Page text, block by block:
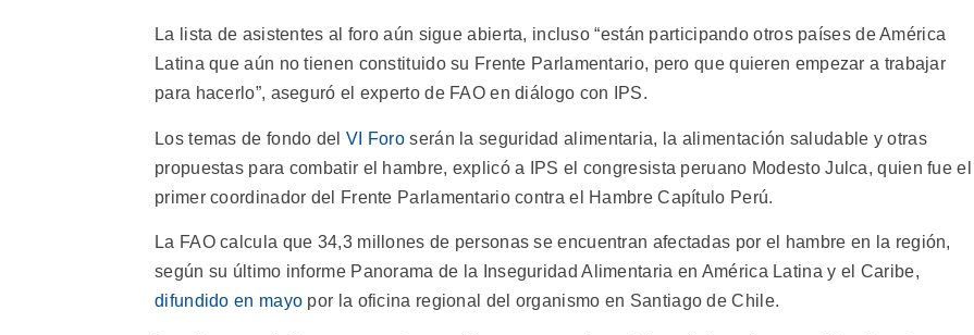
La lista de asistentes al foro aún sigue abierta, incluso “están participando otros países de América
Latina que aún no tienen constituido su Frente Parlamentario, pero que quieren empezar a trabajar
para hacerlo”, aseguró el experto de FAO en diálogo con IPS.
Los temas de fondo del VI Foro serán la seguridad alimentaria, la alimentación saludable y otras
propuestas para combatir el hambre, explicó a IPS el congresista peruano Modesto Julca, quien fue el
primer coordinador del Frente Parlamentario contra el Hambre Capítulo Perú.
La FAO calcula que 34,3 millones de personas se encuentran afectadas por el hambre en la región,
según su último informe Panorama de la Inseguridad Alimentaria en América Latina y el Caribe,
difundido en mayo por la oficina regional del organismo en Santiago de Chile.